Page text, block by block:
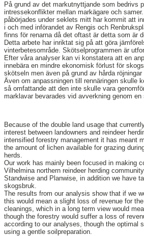
På grund av det markutnyttjande som bedrivs
intressekonflikter mellan markägare och
påbörjades under seklets mitt har kommit att
i och med införandet av Rengis och
finns för renarna då det oftast är detta som är
Detta arbete har inriktat sig på att göra
vinterbetesområde. Skötselprogrammen är
Efter våra analyser kan vi konstatera att en
innebära en mindre ekonomisk förlust för
skötseln men även på grund av hårda
Även om anpassningen till rennäringen skulle
så omfattande att den inte skulle vara
marklavar bevarades vid avverkning genom
Because of the double land usage that
interest between landowners and reindeer
intensified forestry management it has meant
the amount of lichen available for grazing
herds.
Our work has mainly been focused in making
Vilhelmina northern reindeer herding
Standwise and Planwise, in addition we have
skogsbruk.
The results from our analysis show that if we
this would mean a slight loss of revenue for
cleanings, which in a long term view would
though the forestry would suffer a loss of
according to our analyses, though the optimal
using a gentle soilpreparation.